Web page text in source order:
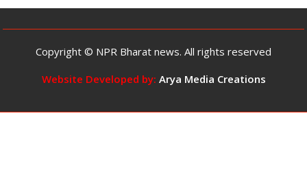
का
छात्रा
का
वीडियो
वायरल,
Copyright © NPR Bharat news. All rights reserved
Website Developed by: Arya Media Creations